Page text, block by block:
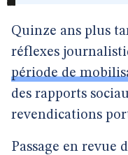
Quinze ans plus
réflexes
période de
des rapports
revendications
Passage en revue